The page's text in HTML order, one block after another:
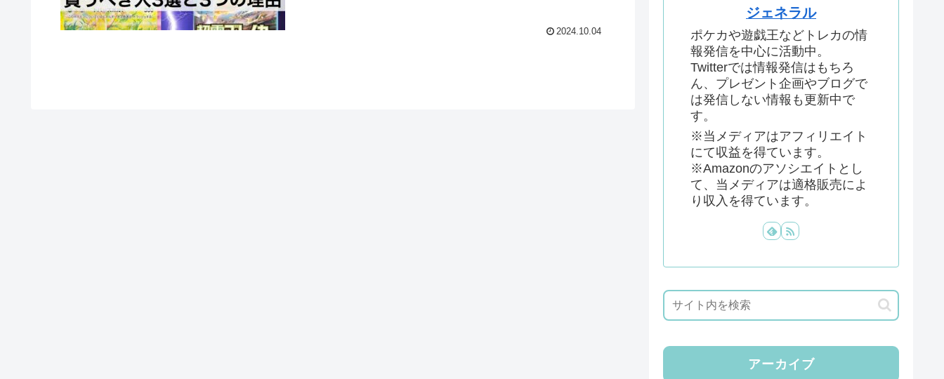
2024.10.04
ジェネラル
ポケカや遊戯王などトレカの情
報発信を中心に活動中。
Twitterでは情報発信はもちろ
ん、プレゼント企画やブログで
は発信しない情報も更新中で
す。
※当メディアはアフィリエイト
にて収益を得ています。
※Amazonのアソシエイトとし
て、当メディアは適格販売によ
り収入を得ています。
アーカイブ